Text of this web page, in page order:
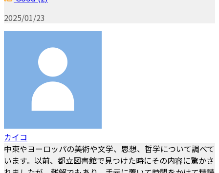
2025/01/23
カイコ
中東やヨーロッパの美術や文学、思想、哲学について調べて
います。以前、都立図書館で見つけた時にその内容に驚かさ